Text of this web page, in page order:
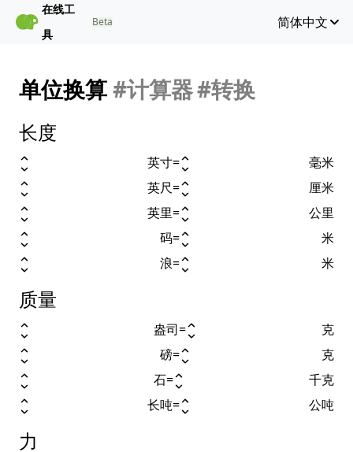
在线工
具
Beta 简体中文
单位换算#计算器#转换
长度
英寸=
毫米
英尺=
厘米
英里=
公里
码=
米
浪= 米
质量
盎司=
克
磅=
克
石=
千克
长吨= 公吨
力